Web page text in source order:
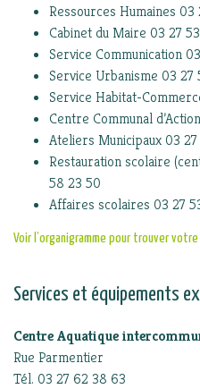
Ressources Humaines
Cabinet du Maire 03 27
Service Communication
Service Urbanisme 03 27
Service Habitat-
Centre Communal
Ateliers Municipaux 03
Restauration scolaire
58 23 50
Affaires scolaires 03 27
Voir l’organigramme pour trouver
Services et équipements
Centre Aquatique
Rue Parmentier
Tél. 03 27 62 38 63